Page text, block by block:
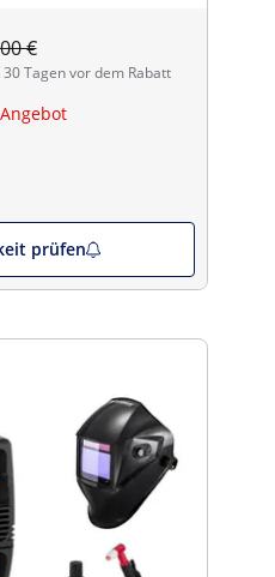
€
Tagen vor dem Rabatt
prüfen